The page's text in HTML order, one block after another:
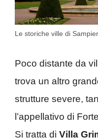
Le storiche ville di
Poco distante da
trova un altro
strutture severe,
l’appellativo di
Si tratta di Villa